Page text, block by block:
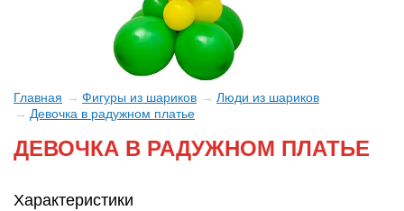
Главная Фигуры из шариков
Люди из шариков
Девочка в радужном платье
ДЕВОЧКА В РАДУЖНОМ ПЛАТЬЕ
Характеристики